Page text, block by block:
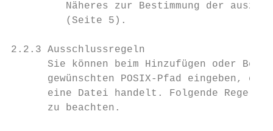
Näheres zur Bestimmung der
         (Seite 5).
2.2.3 Ausschlussregeln
Sie können beim Hinzufügen oder
gewünschten POSIX-Pfad eingeben,
eine Datei handelt. Folgende Regeln
      zu beachten.